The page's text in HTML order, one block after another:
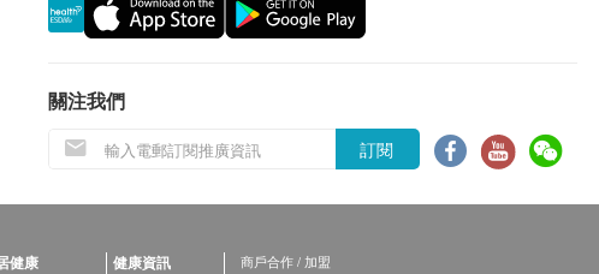
關注我們
訂閱
健康 健康資訊
商戶合作 / 加盟